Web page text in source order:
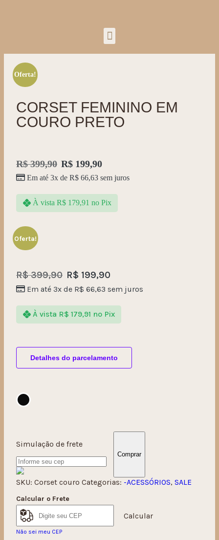
Oferta!
CORSET FEMININO EM
COURO PRETO
R$399,90 R$ 199,90
Em até 3x de R$ 66,63 sem juros
À vista R$179,91 no Pix
Oferta!
R$399,90 R$ 199,90
Em até 3x de R$ 66,63 sem juros
À vista R$ 179,91 no Pix
Detalhes do parcelamento
Simulação de frete
Comprar
SKU: Corset couro Categorias: -ACESSÓRIOS, SALE
Calcular o Frete
Calcular
Não sei meu CEP